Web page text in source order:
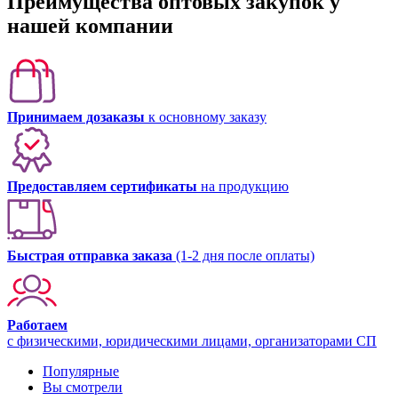
нашей компании
Принимаем дозаказы к основному заказу
Предоставляем сертификаты на продукцию
Быстрая отправка заказа (1-2 дня после оплаты)
Работаем
с физическими, юридическими лицами, организаторами СП
Популярные
Вы смотрели